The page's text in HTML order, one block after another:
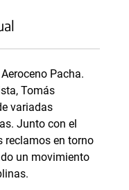
Pacha.
Tomás
variadas
Junto con el
reclamos en torno
un movimiento